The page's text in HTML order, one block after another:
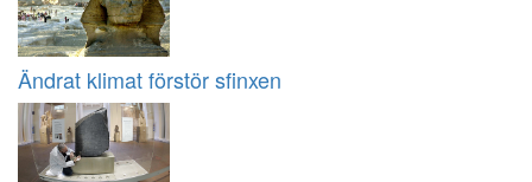
Ändrat klimat förstör sfinxen